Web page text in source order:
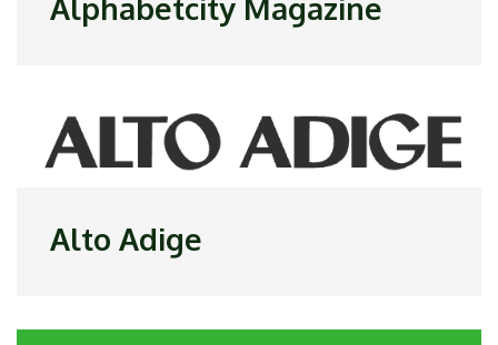
Alphabetcity Magazine
Alto Adige